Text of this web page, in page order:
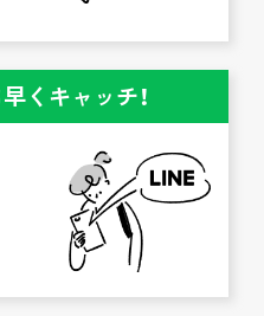
くキャッチ！